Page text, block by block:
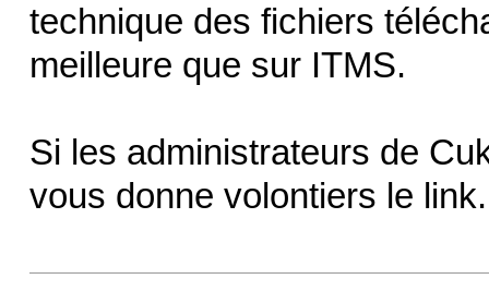
technique des fichiers
meilleure que sur ITMS.
Si les administrateurs de
vous donne volontiers le link.